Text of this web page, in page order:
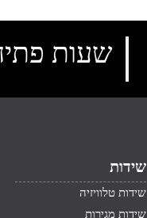
שעות
שידות
שידות טלוויזיה
שידות מגירות